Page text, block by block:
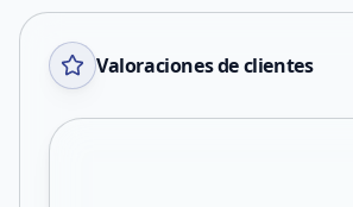
Valoraciones de clientes